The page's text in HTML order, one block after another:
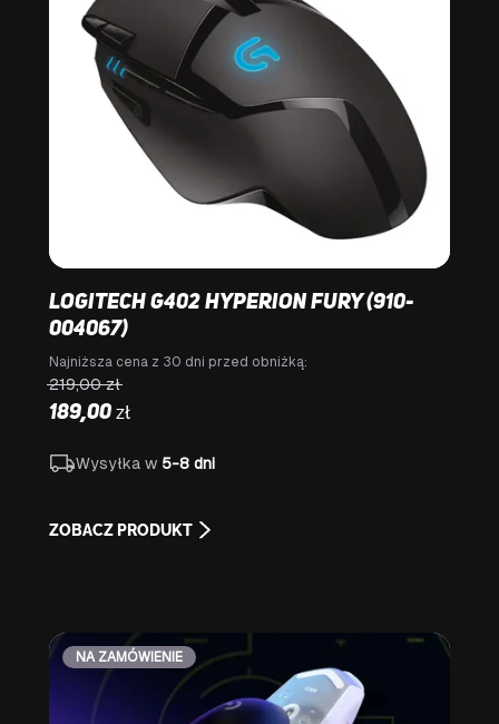
Logitech G402 Hyperion Fury (910-
004067)
Najniższa cena z 30 dni przed obniżką:
219,00zł
189,00 zł
Wysyłka w 5-8 dni
ZOBACZ PRODUKT
NA ZAMÓWIENIE